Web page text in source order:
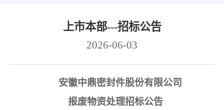
上市本部---招标公告
2026-06-03
安徽中鼎密封件股份有限公司
报废物资处理招标公告